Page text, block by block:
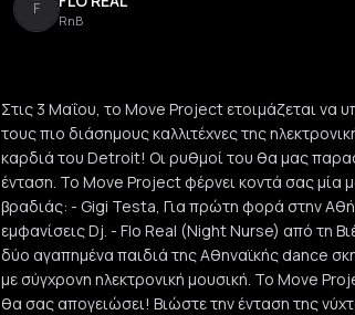
F
RnB
Στις 3 Μαΐου, το Move Project ετοιμάζεται να
τους πιο διάσημους καλλιτέχνες της
καρδιά του Detroit! Οι ρυθμοί του θα μας
ένταση. Το Move Project φέρνει κοντά σας μία
βραδιάς: - Gigi Testa, Για πρώτη φορά στην
εμφανίσεις Dj. - Flo Real (Night Nurse) από τη
δύο αγαπημένα παιδιά της Αθηναϊκής dance
με σύγχρονη ηλεκτρονική μουσική. Το Move
θα σας απογειώσει! Βιώστε την ένταση της